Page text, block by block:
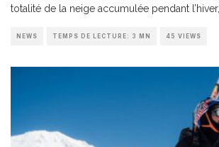
totalité de la neige accumulée pendant l’hiver,
NEWS TEMPS DE LECTURE: 3 MN 45 VIEWS